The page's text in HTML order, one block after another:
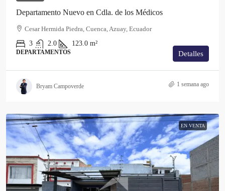
Departamento Nuevo en Cdla. de los Médicos
Cesar Hermida Piedra, Cuenca, Azuay, Ecuador
3
2.0 123.0 m²
DEPARTAMENTOS Detalles
Bryam Campoverde 1 semana ago
EN VENTA